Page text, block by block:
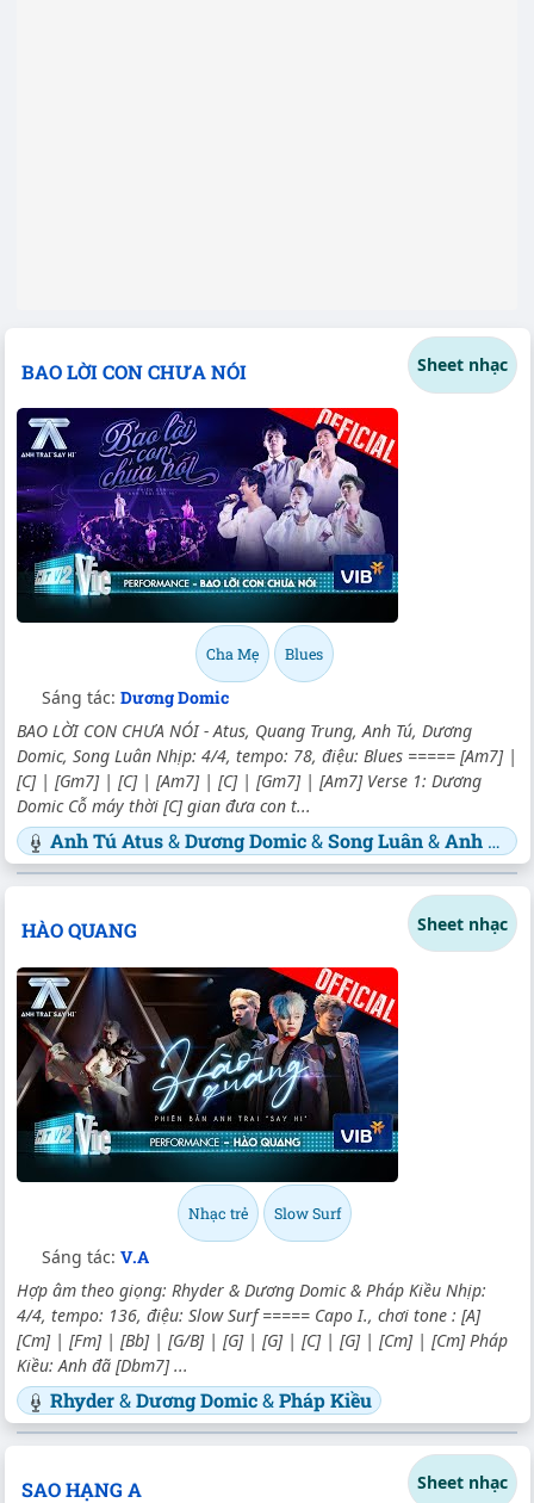
BAO LỜI CON CHƯA NÓI Sheet nhạc
Cha Mẹ Blues
Sáng tác: Dương Domic
BAO LỜI CON CHƯA NÓI - Atus, Quang Trung, Anh Tú, Dương
Domic, Song Luân Nhịp: 4/4, tempo: 78, điệu: Blues ===== [Am7] |
[C] | [Gm7] | [C] | [Am7] | [C] | [Gm7] | [Am7] Verse 1: Dương
Domic Cỗ máy thời [C] gian đưa con t...
Anh Tú Atus&Dương Domic&Song Luân&Anh Tú
HÀO QUANG Sheet nhạc
Nhạc trẻ Slow Surf
Sáng tác: V.A
Hợp âm theo giọng: Rhyder & Dương Domic & Pháp Kiều Nhịp:
4/4, tempo: 136, điệu: Slow Surf ===== Capo I., chơi tone : [A]
[Cm] | [Fm] | [Bb] | [G/B] | [G] | [G] | [C] | [G] | [Cm] | [Cm] Pháp
Kiều: Anh đã [Dbm7] ...
Rhyder&Dương Domic&Pháp Kiều
SAO HẠNG A Sheet nhạc